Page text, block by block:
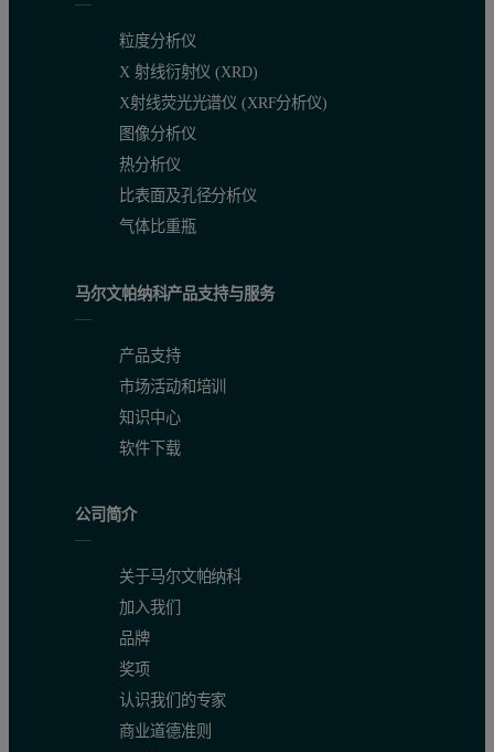
粒度分析仪
X 射线衍射仪 (XRD)
X射线荧光光谱仪 (XRF分析仪)
图像分析仪
热分析仪
比表面及孔径分析仪
气体比重瓶
马尔文帕纳科产品支持与服务
产品支持
市场活动和培训
知识中心
软件下载
公司简介
关于马尔文帕纳科
加入我们
品牌
奖项
认识我们的专家
商业道德准则